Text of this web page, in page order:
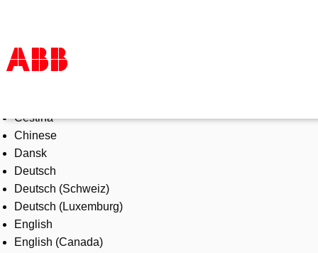
Products & Solutions
Industries
Services
About us
Where to buy
Contact us
Careers
Čeština
Chinese
Dansk
Deutsch
Deutsch (Schweiz)
Deutsch (Luxemburg)
English
English (Canada)